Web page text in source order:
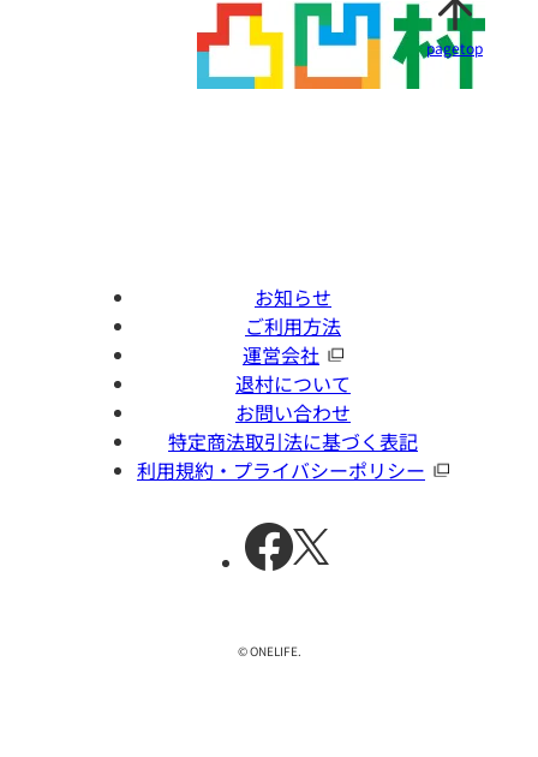
pagetop
お知らせ
ご利用方法
運営会社
退村について
お問い合わせ
特定商法取引法に基づく表記
利用規約・プライバシーポリシー
© ONELIFE.